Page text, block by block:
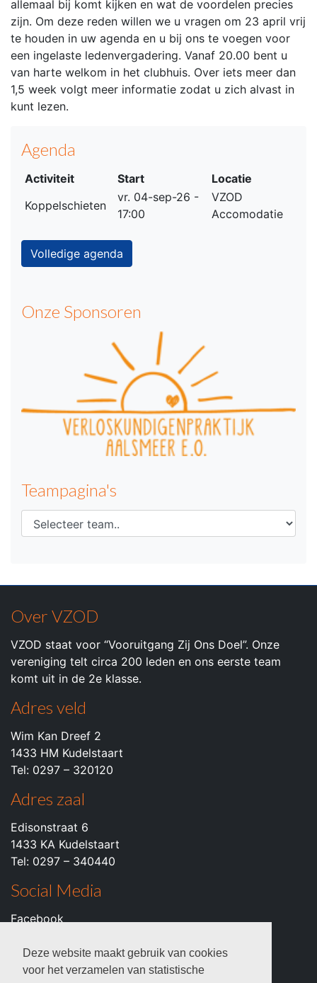
Deze website maakt gebruik van cookies
voor het verzamelen van statistische
allemaal bij komt kijken en wat de voordelen precies
zijn. Om deze reden willen we u vragen om 23 april vrij
te houden in uw agenda en u bij ons te voegen voor
een ingelaste ledenvergadering. Vanaf 20.00 bent u
van harte welkom in het clubhuis. Over iets meer dan
1,5 week volgt meer informatie zodat u zich alvast in
kunt lezen.
Agenda
Activiteit Start
Locatie
Koppelschieten
vr. 04-sep-26 -
17:00
VZOD
Accomodatie
Volledige agenda
Onze Sponsoren
Teampagina's
Over VZOD
VZOD staat voor “Vooruitgang Zij Ons Doel”. Onze
vereniging telt circa 200 leden en ons eerste team
komt uit in de 2e klasse.
Adres veld
Wim Kan Dreef 2
1433 HM Kudelstaart
Tel: 0297 – 320120
Adres zaal
Edisonstraat 6
1433 KA Kudelstaart
Tel: 0297 – 340440
Social Media
Facebook
Youtube